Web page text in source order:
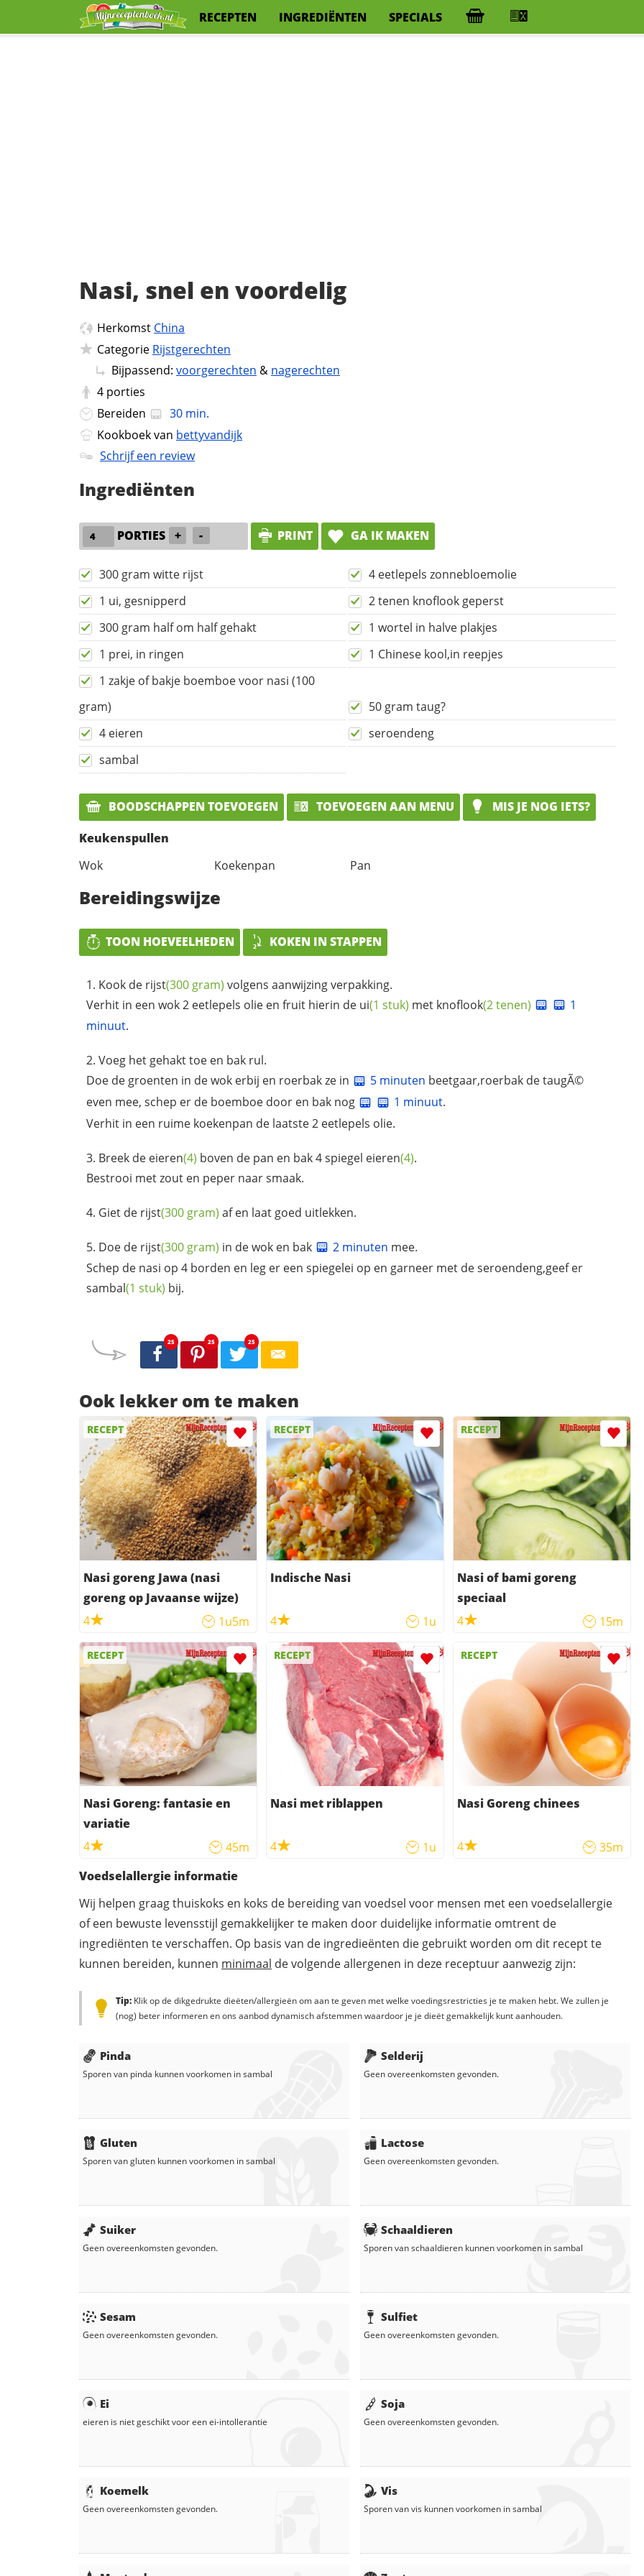
RECEPTEN INGREDIËNTEN SPECIALS
Nasi, snel en voordelig
Herkomst China
Categorie Rijstgerechten
Bijpassend: voorgerechten & nagerechten
4 porties
Bereiden
30 min.
Kookboek van bettyvandijk
Schrijf een review
Ingrediënten
PORTIES + - PRINT GA IK MAKEN
300 gram witte rijst
4 eetlepels zonnebloemolie
1 ui, gesnipperd
2 tenen knoflook geperst
300 gram half om half gehakt
1 wortel in halve plakjes
1 prei, in ringen
1 Chinese kool,in reepjes
1 zakje of bakje boemboe voor nasi (100
gram)
50 gram taug?
4 eieren
seroendeng
sambal
BOODSCHAPPEN TOEVOEGEN TOEVOEGEN AAN MENU
MIS JE NOG IETS?
Keukenspullen
Wok
Koekenpan Pan
Bereidingswijze
TOON HOEVEELHEDEN KOKEN IN STAPPEN
Kook de rijst(300 gram) volgens aanwijzing verpakking.
Verhit in een wok 2 eetlepels olie en fruit hierin de ui(1 stuk) met knoflook(2 tenen)
1
minuut.
Voeg het gehakt toe en bak rul.
Doe de groenten in de wok erbij en roerbak ze in
5 minuten beetgaar,roerbak de taugÃ©
even mee, schep er de boemboe door en bak nog
1 minuut.
Verhit in een ruime koekenpan de laatste 2 eetlepels olie.
Breek de eieren(4) boven de pan en bak 4 spiegel eieren(4).
Bestrooi met zout en peper naar smaak.
Giet de rijst(300 gram) af en laat goed uitlekken.
Doe de rijst(300 gram) in de wok en bak 2 minuten mee.
Schep de nasi op 4 borden en leg er een spiegelei op en garneer met de seroendeng,geef er
sambal(1 stuk) bij.
25 25 25
Ook lekker om te maken
RECEPT
Nasi goreng Jawa (nasi
goreng op Javaanse wijze)
4
1u5m
RECEPT
Indische Nasi
4 1u
RECEPT
Nasi of bami goreng
speciaal
4
15m
RECEPT
Nasi Goreng: fantasie en
variatie
4
45m
RECEPT
Nasi met riblappen
4 1u
RECEPT
Nasi Goreng chinees
4
35m
Voedselallergie informatie
Wij helpen graag thuiskoks en koks de bereiding van voedsel voor mensen met een voedselallergie
of een bewuste levensstijl gemakkelijker te maken door duidelijke informatie omtrent de
ingrediënten te verschaffen. Op basis van de ingredieënten die gebruikt worden om dit recept te
kunnen bereiden, kunnen minimaal de volgende allergenen in deze receptuur aanwezig zijn:
Tip: Klik op de dikgedrukte dieëten/allergieën om aan te geven met welke voedingsrestricties je te maken hebt. We zullen je
(nog) beter informeren en ons aanbod dynamisch afstemmen waardoor je je dieët gemakkelijk kunt aanhouden.
Pinda
Sporen van pinda kunnen voorkomen insambal
Gluten
Sporen van gluten kunnen voorkomen insambal
Suiker
Geen overeenkomsten gevonden.
Sesam
Geen overeenkomsten gevonden.
Ei
eieren is niet geschikt voor een ei-intollerantie
Koemelk
Geen overeenkomsten gevonden.
Selderij
Geen overeenkomsten gevonden.
Lactose
Geen overeenkomsten gevonden.
Schaaldieren
Sporen van schaaldieren kunnen voorkomen insambal
Sulfiet
Geen overeenkomsten gevonden.
Soja
Geen overeenkomsten gevonden.
Vis
Sporen van vis kunnen voorkomen insambal